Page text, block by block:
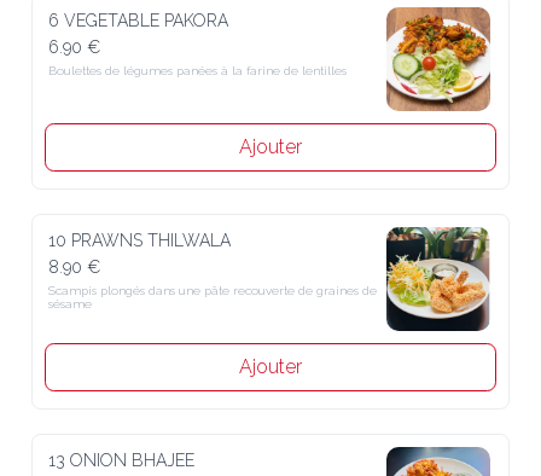
6 VEGETABLE PAKORA
6.90 €
Boulettes de légumes panées à la farine de lentilles
Ajouter
10 PRAWNS THILWALA
8.90 €
Scampis plongés dans une pâte recouverte de graines de
sésame
Ajouter
13 ONION BHAJEE